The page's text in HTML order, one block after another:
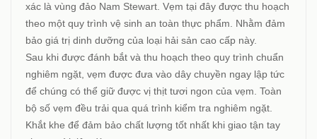
xác là vùng đảo Nam Stewart. Vẹm tại đây được thu hoạch
theo một quy trình vệ sinh an toàn thực phẩm. Nhằm đảm
bảo giá trị dinh dưỡng của loại hải sản cao cấp này.
Sau khi được đánh bắt và thu hoạch theo quy trình chuẩn
nghiêm ngặt, vẹm được đưa vào dây chuyền ngay lập tức
để chúng có thể giữ được vị thịt tươi ngon của vẹm. Toàn
bộ số vẹm đều trải qua quá trình kiểm tra nghiêm ngặt.
Khắt khe để đảm bảo chất lượng tốt nhất khi giao tận tay